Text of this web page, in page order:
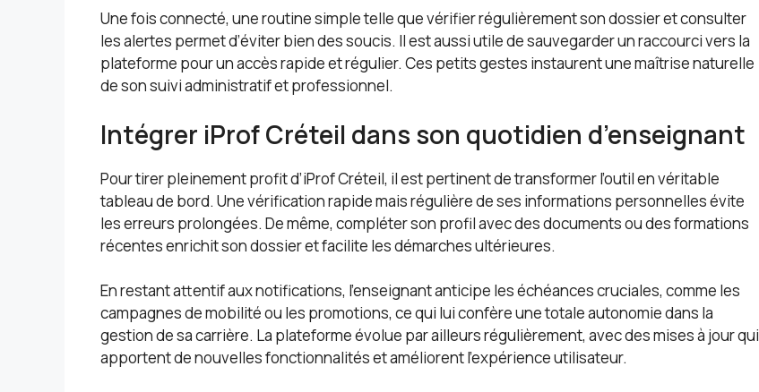
Une fois connecté, une routine simple telle que vérifier régulièrement son dossier et consulter
les alertes permet d’éviter bien des soucis. Il est aussi utile de sauvegarder un raccourci vers la
plateforme pour un accès rapide et régulier. Ces petits gestes instaurent une maîtrise naturelle
de son suivi administratif et professionnel.
Intégrer iProf Créteil dans son quotidien d’enseignant
Pour tirer pleinement profit d’iProf Créteil, il est pertinent de transformer l’outil en véritable
tableau de bord. Une vérification rapide mais régulière de ses informations personnelles évite
les erreurs prolongées. De même, compléter son profil avec des documents ou des formations
récentes enrichit son dossier et facilite les démarches ultérieures.
En restant attentif aux notifications, l’enseignant anticipe les échéances cruciales, comme les
campagnes de mobilité ou les promotions, ce qui lui confère une totale autonomie dans la
gestion de sa carrière. La plateforme évolue par ailleurs régulièrement, avec des mises à jour qui
apportent de nouvelles fonctionnalités et améliorent l’expérience utilisateur.